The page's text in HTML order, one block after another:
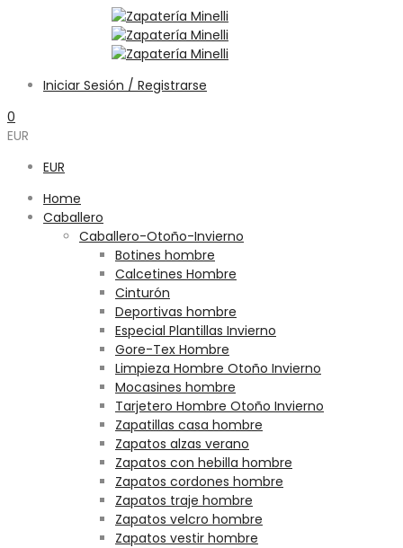
Iniciar Sesión / Registrarse
0
EUR
EUR
Home
Caballero
Caballero-Otoño-Invierno
Botines hombre
Calcetines Hombre
Cinturón
Deportivas hombre
Especial Plantillas Invierno
Gore-Tex Hombre
Limpieza Hombre Otoño Invierno
Mocasines hombre
Tarjetero Hombre Otoño Invierno
Zapatillas casa hombre
Zapatos alzas verano
Zapatos con hebilla hombre
Zapatos cordones hombre
Zapatos traje hombre
Zapatos velcro hombre
Zapatos vestir hombre